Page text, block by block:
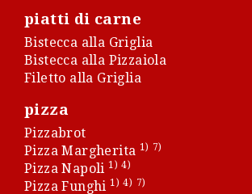
piatti di carne
Bistecca alla Griglia
Bistecca alla Pizzaiola
Filetto alla Griglia
pizza
Pizzabrot
Pizza Margherita 1) 7)
Pizza Napoli 1) 4)
Pizza Funghi 1) 4) 7)